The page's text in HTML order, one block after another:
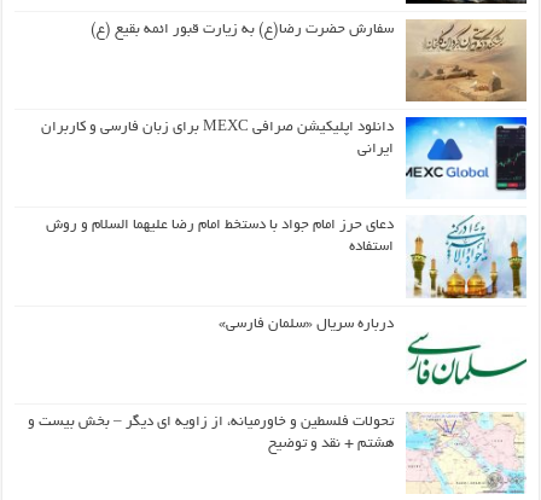
سفارش حضرت رضا(ع) به زیارت قبور ائمه بقیع (ع)
دانلود اپلیکیشن صرافی MEXC برای زبان فارسی و کاربران
ایرانی
دعای حرز امام جواد با دستخط امام رضا علیهما السلام و روش
استفاده
درباره سریال «سلمان فارسی»
تحولات فلسطین و خاورمیانه، از زاویه ای دیگر – بخش بیست و
هشتم + نقد و توضیح